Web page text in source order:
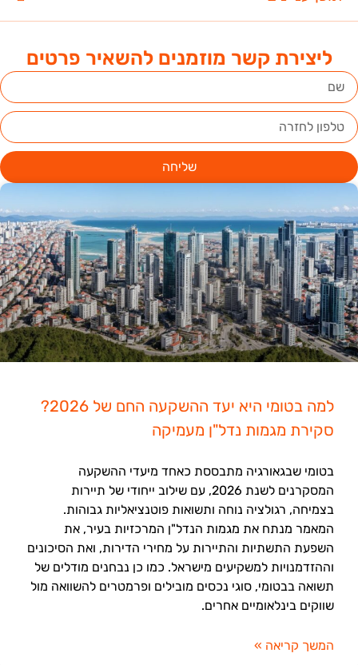
ליצירת קשר מוזמנים להשאיר פרטים
שליחה
למה בטומי היא יעד ההשקעה החם של 2026?
סקירת מגמות נדל"ן מעמיקה
בטומי שבגאורגיה מתבססת כאחד מיעדי ההשקעה
המסקרנים לשנת 2026, עם שילוב ייחודי של תיירות
בצמיחה, רגולציה נוחה ותשואות פוטנציאליות גבוהות.
המאמר מנתח את מגמות הנדל"ן המרכזיות בעיר, את
השפעת התשתיות והתיירות על מחירי הדירות, ואת הסיכונים
וההזדמנויות למשקיעים מישראל. כמו כן נבחנים מודלים של
תשואה בבטומי, סוגי נכסים מובילים ופרמטרים להשוואה מול
שווקים בינלאומיים אחרים.
המשך קריאה »